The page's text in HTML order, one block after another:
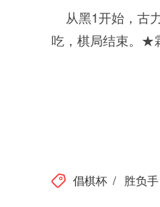
从黑1开始，古
吃，棋局结束。★
倡棋杯 / 胜负手